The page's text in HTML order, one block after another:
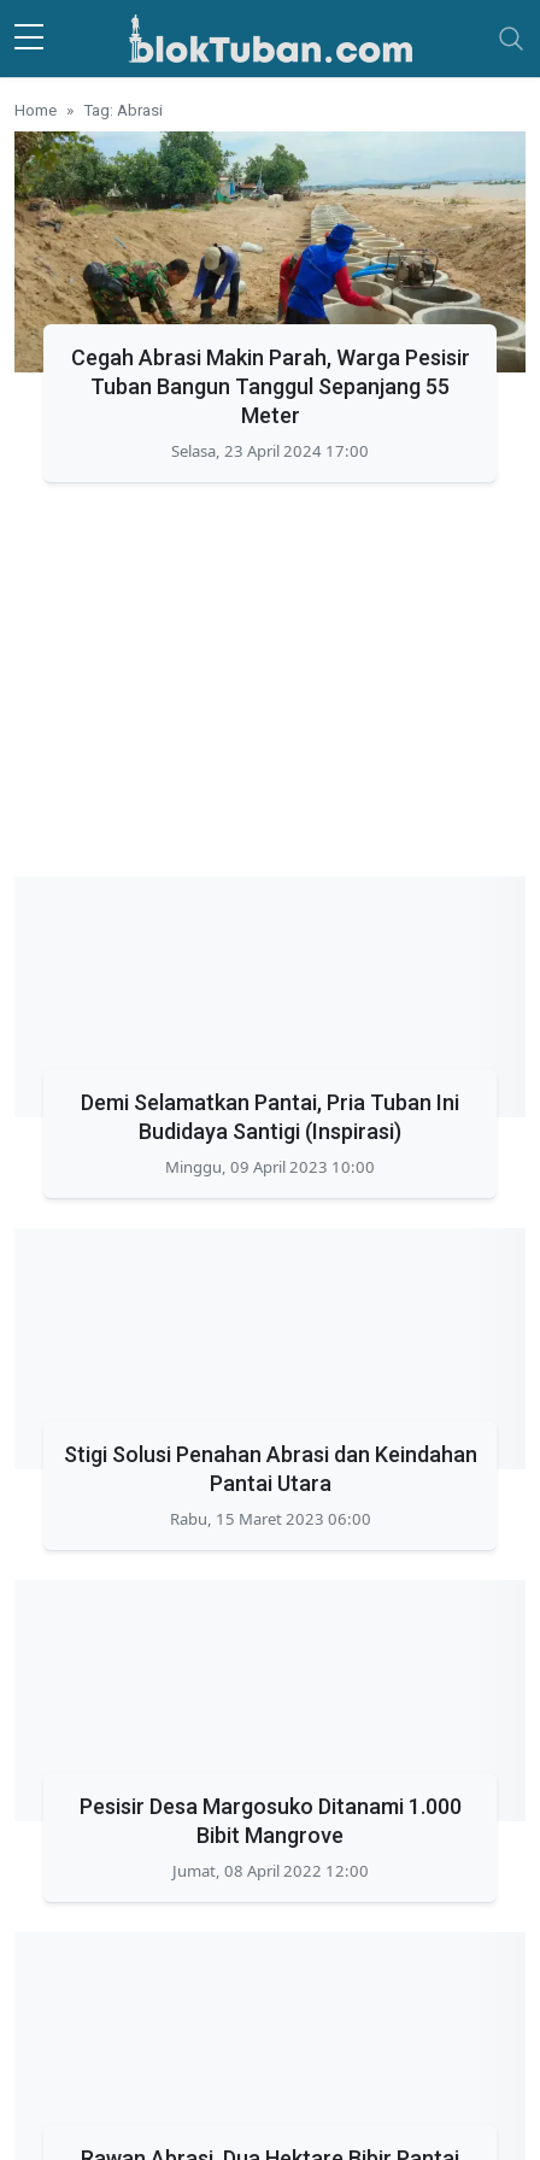
Skip to main content
Home Tag: Abrasi
Cegah Abrasi Makin Parah, Warga Pesisir
Tuban Bangun Tanggul Sepanjang 55
Meter
Selasa, 23 April 2024 17:00
Demi Selamatkan Pantai, Pria Tuban Ini
Budidaya Santigi (Inspirasi)
Minggu, 09 April 2023 10:00
Stigi Solusi Penahan Abrasi dan Keindahan
Pantai Utara
Rabu, 15 Maret 2023 06:00
Pesisir Desa Margosuko Ditanami 1.000
Bibit Mangrove
Jumat, 08 April 2022 12:00